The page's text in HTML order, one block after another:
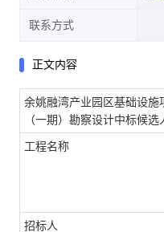
联系方式
正文内容
余姚融湾产业园区基础设
（一期）勘察设计中标候选
工程名称
招标人